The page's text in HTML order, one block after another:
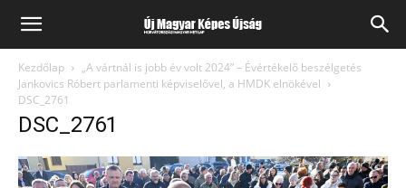
Kezdőlap
„A vártnál is jobb év volt 2024” – Évértékelő beszélgetés
Jankovics Róbert parlamenti képviselővel, a HMDK elnökével
DSC_2761
DSC_2761